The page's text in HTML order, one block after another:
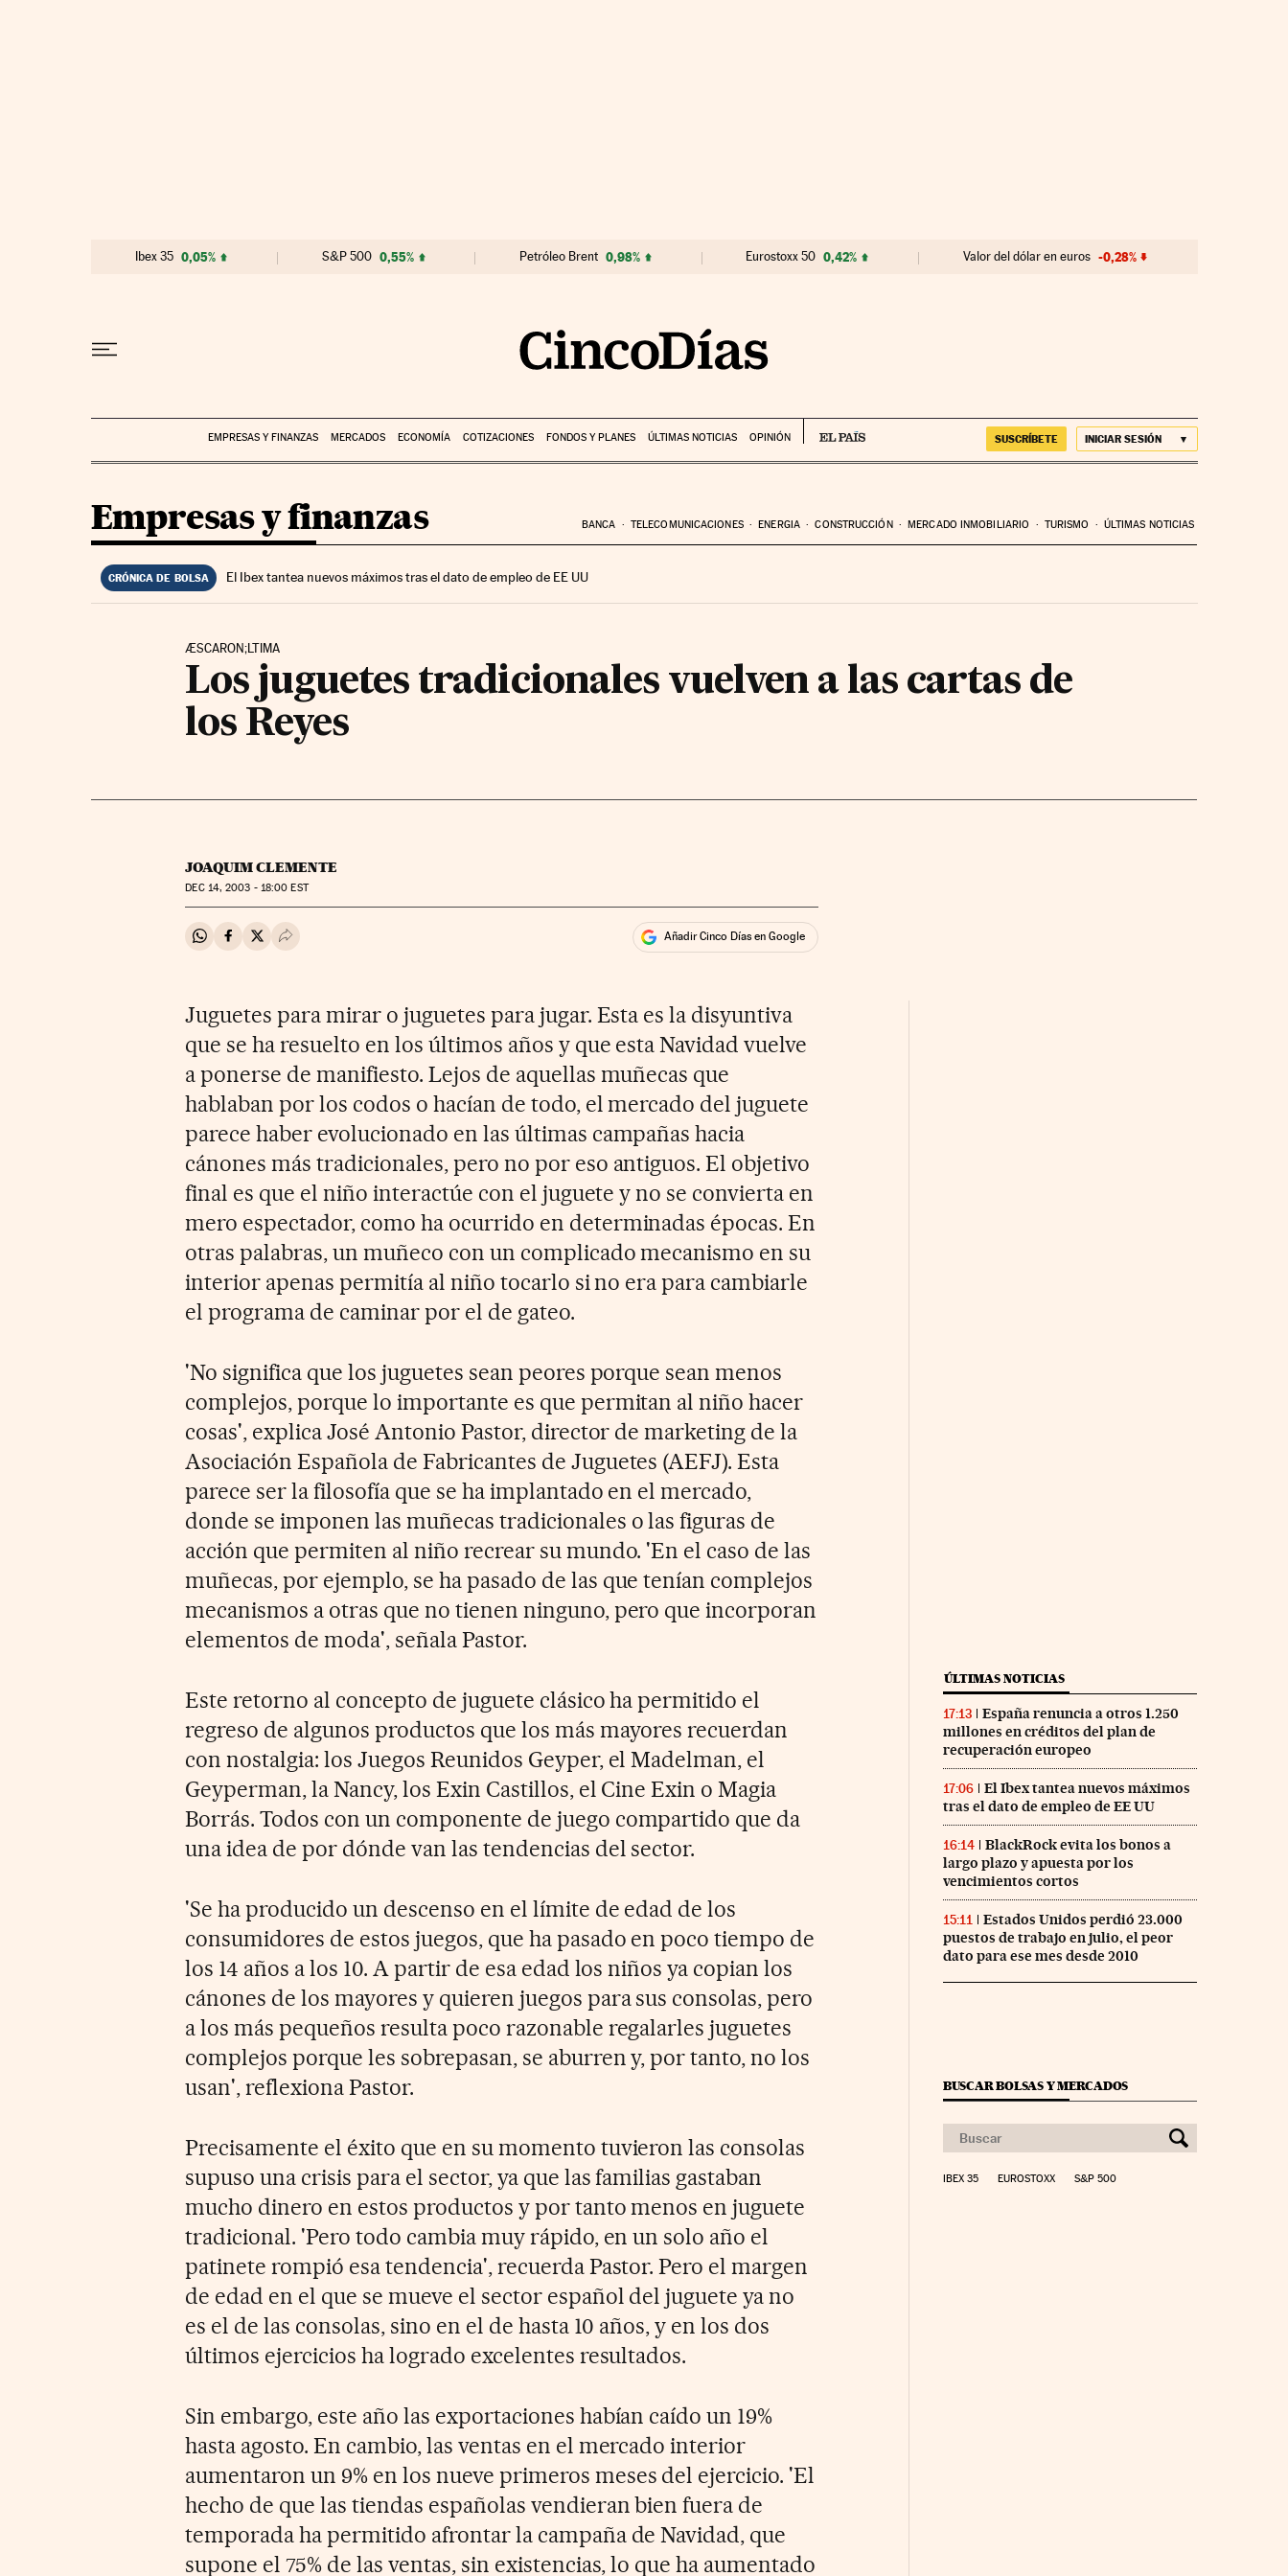
Ibex 35 0,05% S&P 500 0,55% Petróleo Brent 0,98% Eurostoxx 50 0,42% Valor del dólar en euros -0,28%
EMPRESAS Y FINANZAS MERCADOS ECONOMÍA COTIZACIONES FONDOS Y PLANES ÚLTIMAS NOTICIAS OPINIÓN SUSCRÍBETE INICIAR SESIÓN
Empresas y finanzas BANCA TELECOMUNICACIONES ENERGIA CONSTRUCCIÓN MERCADO INMOBILIARIO TURISMO ÚLTIMAS NOTICIAS
CRÓNICA DE BOLSA El Ibex tantea nuevos máximos tras el dato de empleo de EE UU
ÆSCARON;LTIMA
Los juguetes tradicionales vuelven a las cartas de
los Reyes
JOAQUIM CLEMENTE
DEC14, 2003 - 18:00 EST
Compartir en Whatsapp
Compartir en Facebook
Compartir en Twitter
Desplegar Redes Sociales Añadir Cinco Días en Google
Juguetes para mirar o juguetes para jugar. Esta es la disyuntiva
que se ha resuelto en los últimos años y que esta Navidad vuelve
a ponerse de manifiesto. Lejos de aquellas muñecas que
hablaban por los codos o hacían de todo, el mercado del juguete
parece haber evolucionado en las últimas campañas hacia
cánones más tradicionales, pero no por eso antiguos. El objetivo
final es que el niño interactúe con el juguete y no se convierta en
mero espectador, como ha ocurrido en determinadas épocas. En
otras palabras, un muñeco con un complicado mecanismo en su
interior apenas permitía al niño tocarlo si no era para cambiarle
el programa de caminar por el de gateo.
'No significa que los juguetes sean peores porque sean menos
complejos, porque lo importante es que permitan al niño hacer
cosas', explica José Antonio Pastor, director de marketing de la
Asociación Española de Fabricantes de Juguetes (AEFJ). Esta
parece ser la filosofía que se ha implantado en el mercado,
donde se imponen las muñecas tradicionales o las figuras de
acción que permiten al niño recrear su mundo. 'En el caso de las
muñecas, por ejemplo, se ha pasado de las que tenían complejos
mecanismos a otras que no tienen ninguno, pero que incorporan
elementos de moda', señala Pastor.
Este retorno al concepto de juguete clásico ha permitido el
regreso de algunos productos que los más mayores recuerdan
con nostalgia: los Juegos Reunidos Geyper, el Madelman, el
Geyperman, la Nancy, los Exin Castillos, el Cine Exin o Magia
Borrás. Todos con un componente de juego compartido que da
una idea de por dónde van las tendencias del sector.
'Se ha producido un descenso en el límite de edad de los
consumidores de estos juegos, que ha pasado en poco tiempo de
los 14 años a los 10. A partir de esa edad los niños ya copian los
cánones de los mayores y quieren juegos para sus consolas, pero
a los más pequeños resulta poco razonable regalarles juguetes
complejos porque les sobrepasan, se aburren y, por tanto, no los
usan', reflexiona Pastor.
Precisamente el éxito que en su momento tuvieron las consolas
supuso una crisis para el sector, ya que las familias gastaban
mucho dinero en estos productos y por tanto menos en juguete
tradicional. 'Pero todo cambia muy rápido, en un solo año el
patinete rompió esa tendencia', recuerda Pastor. Pero el margen
de edad en el que se mueve el sector español del juguete ya no
es el de las consolas, sino en el de hasta 10 años, y en los dos
últimos ejercicios ha logrado excelentes resultados.
Sin embargo, este año las exportaciones habían caído un 19%
hasta agosto. En cambio, las ventas en el mercado interior
aumentaron un 9% en los nueve primeros meses del ejercicio. 'El
hecho de que las tiendas españolas vendieran bien fuera de
temporada ha permitido afrontar la campaña de Navidad, que
supone el 75% de las ventas, sin existencias, lo que ha aumentado
ÚLTIMAS NOTICIAS
17:13
España renuncia a otros 1.250
millones en créditos del plan de
recuperación europeo
17:06
El Ibex tantea nuevos máximos
tras el dato de empleo de EE UU
16:14
BlackRock evita los bonos a
largo plazo y apuesta por los
vencimientos cortos
15:11
Estados Unidos perdió 23.000
puestos de trabajo en julio, el peor
dato para ese mes desde 2010
BUSCAR BOLSAS Y MERCADOS
IBEX 35 EUROSTOXX S&P 500